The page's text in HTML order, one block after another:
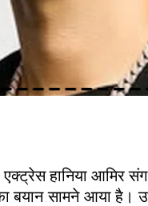
एक्ट्रेस हानिया
बयान सामने आया है।